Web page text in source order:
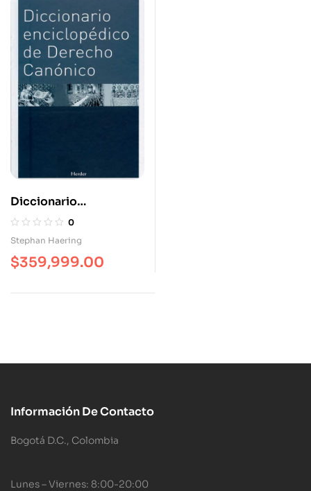
Diccionario
Enciclopédico De
Derecho Canónico
0
Stephan Haering
$359,999.00
Información De Contacto
Bogotá D.C., Colombia
Lunes – Viernes: 8:00-20:00